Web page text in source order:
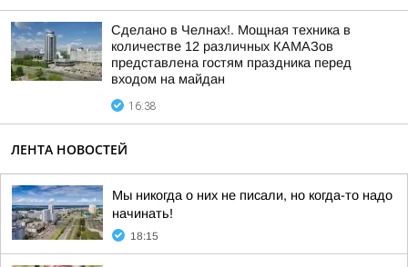
Сделано в Челнах!. Мощная техника в
количестве 12 различных КАМАЗов
представлена гостям праздника перед
входом на майдан
16:38
ЛЕНТА НОВОСТЕЙ
Мы никогда о них не писали, но когда-то надо
начинать!
18:15